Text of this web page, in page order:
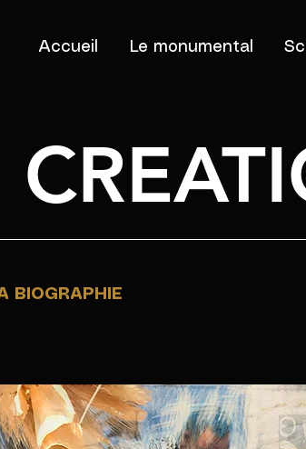
Accueil Le monumental
BIOGRAPHIE